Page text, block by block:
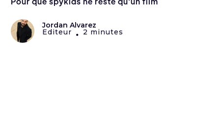
Jordan Alvarez
Editeur • 2 minutes